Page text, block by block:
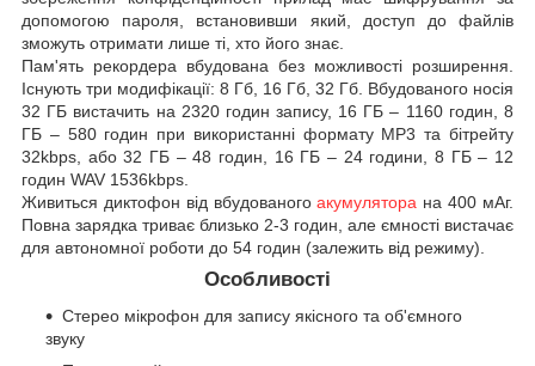
допомогою пароля, встановивши який, доступ до файлів
зможуть отримати лише ті, хто його знає.
Пам'ять рекордера вбудована без можливості розширення.
Існують три модифікації: 8 Гб, 16 Гб, 32 Гб. Вбудованого носія
32 ГБ вистачить на 2320 годин запису, 16 ГБ – 1160 годин, 8
ГБ – 580 годин при використанні формату MP3 та бітрейту
32kbps, або 32 ГБ – 48 годин, 16 ГБ – 24 години, 8 ГБ – 12
годин WAV 1536kbps.
Живиться диктофон від вбудованогоакумулятора на 400 мАг.
Повна зарядка триває близько 2-3 годин, але ємності вистачає
для автономної роботи до 54 годин (залежить від режиму).
Особливості
Стерео мікрофон для запису якісного та об'ємного
звуку